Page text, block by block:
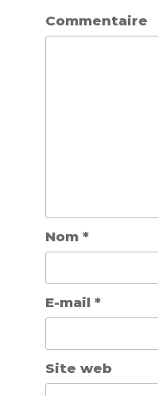
Commentaire
Nom *
E-mail *
Site web